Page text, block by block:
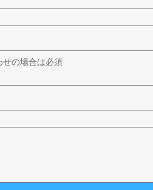
せの場合は必須